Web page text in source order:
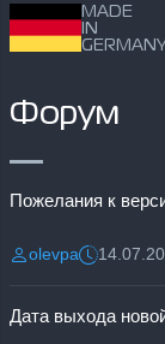
MADE
IN
GERMANY
Форум
Пожелания к
Разместил:
olevpaДата:
Дата выхода